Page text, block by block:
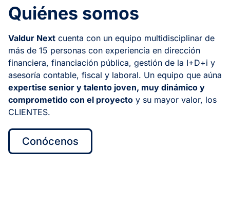
Quiénes somos
Valdur Next cuenta con un equipo multidisciplinar de
más de 15 personas con experiencia en dirección
financiera, financiación pública, gestión de la I+D+i y
asesoría contable, fiscal y laboral. Un equipo que aúna
expertise senior y talento joven, muy dinámico y
comprometido con el proyecto y su mayor valor, los
CLIENTES.
Conócenos